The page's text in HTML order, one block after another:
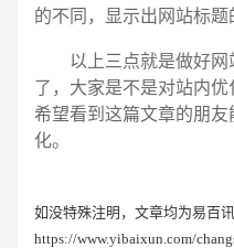
的不同，显示出网站标题
以上三点就是做好网
了，大家是不是对站内优
希望看到这篇文章的朋
化。
如没特殊注明，文章均为易百
https://www.yibaixun.com/